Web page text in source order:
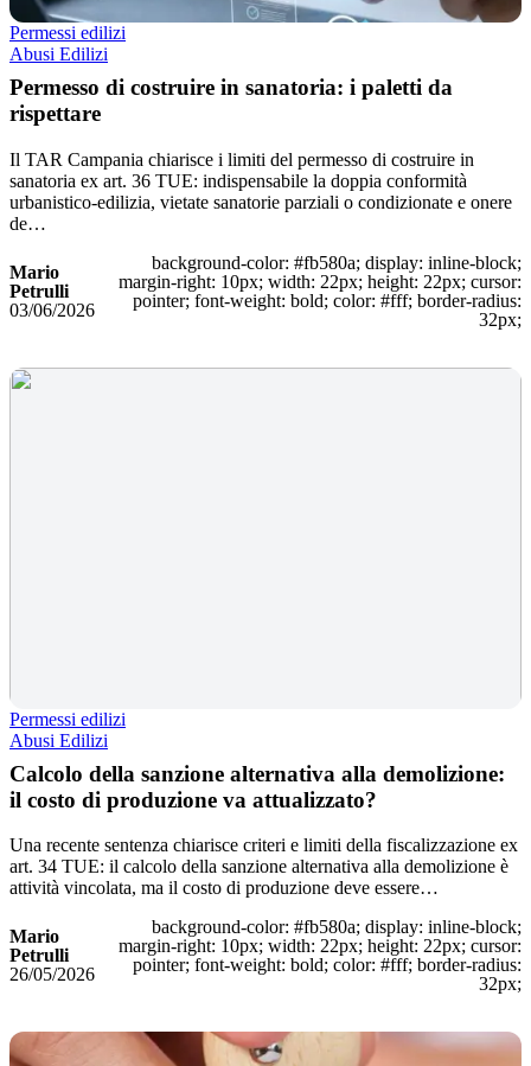
Permessi edilizi
Abusi Edilizi
Permesso di costruire in sanatoria: i paletti da
rispettare
Il TAR Campania chiarisce i limiti del permesso di costruire in
sanatoria ex art. 36 TUE: indispensabile la doppia conformità
urbanistico-edilizia, vietate sanatorie parziali o condizionate e onere
de…
Mario
Petrulli
03/06/2026
background-color: #fb580a; display: inline-block;
margin-right: 10px; width: 22px; height: 22px; cursor:
pointer; font-weight: bold; color: #fff; border-radius:
32px;
Permessi edilizi
Abusi Edilizi
Calcolo della sanzione alternativa alla demolizione:
il costo di produzione va attualizzato?
Una recente sentenza chiarisce criteri e limiti della fiscalizzazione ex
art. 34 TUE: il calcolo della sanzione alternativa alla demolizione è
attività vincolata, ma il costo di produzione deve essere…
Mario
Petrulli
26/05/2026
background-color: #fb580a; display: inline-block;
margin-right: 10px; width: 22px; height: 22px; cursor:
pointer; font-weight: bold; color: #fff; border-radius:
32px;